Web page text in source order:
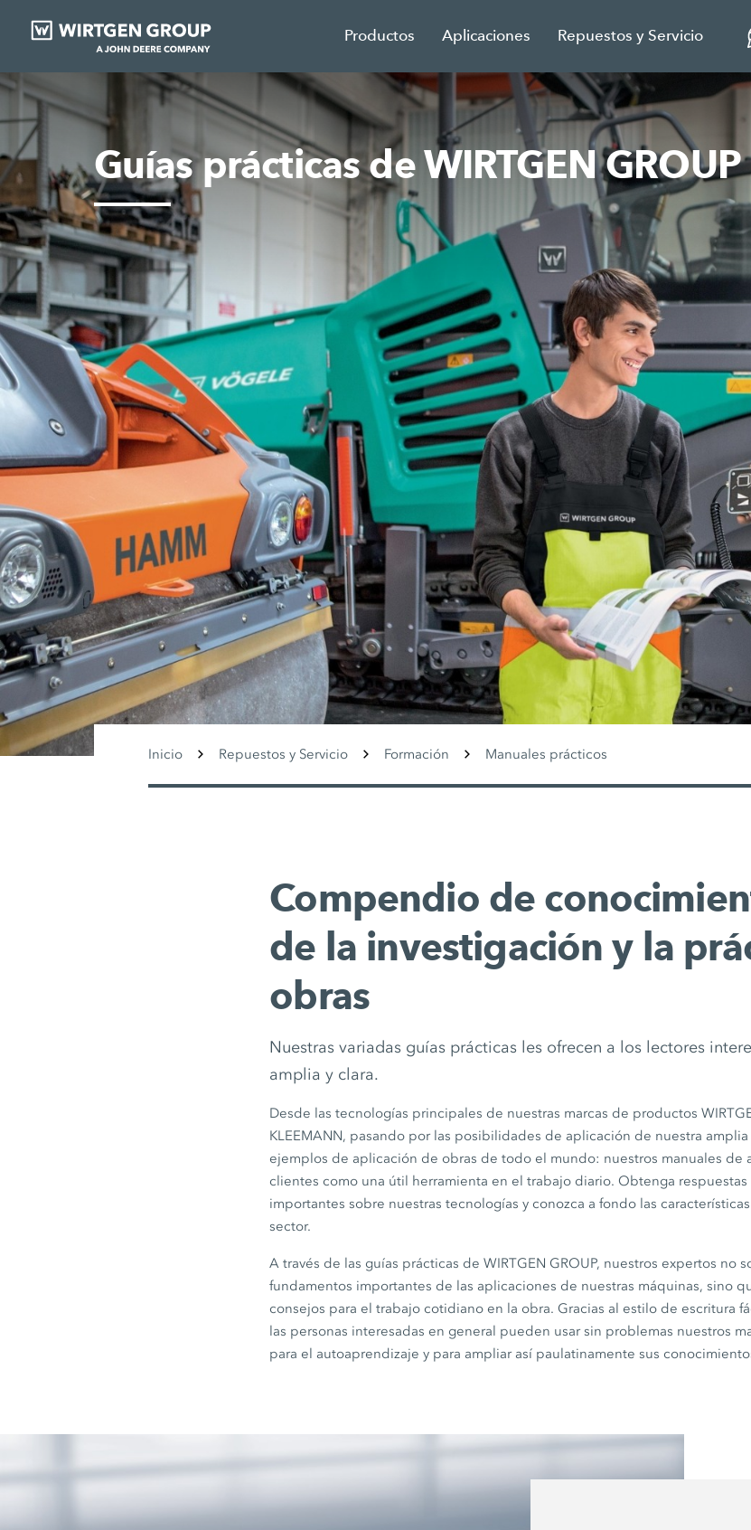
Productos Aplicaciones Repuestos y Servicio
Guías prácticas de WIRTGEN GROUP
Inicio Repuestos y Servicio Formación Manuales prácticos
Compendio de
de la investigación y la
obras
Nuestras variadas guías prácticas les ofrecen a los lectores
amplia y clara.
Desde las tecnologías principales de nuestras marcas de productos
KLEEMANN, pasando por las posibilidades de aplicación de nuestra
ejemplos de aplicación de obras de todo el mundo: nuestros manuales de
clientes como una útil herramienta en el trabajo diario. Obtenga respuestas
importantes sobre nuestras tecnologías y conozca a fondo las
sector.
A través de las guías prácticas de WIRTGEN GROUP, nuestros expertos no
fundamentos importantes de las aplicaciones de nuestras máquinas, sino
consejos para el trabajo cotidiano en la obra. Gracias al estilo de escritura
las personas interesadas en general pueden usar sin problemas nuestros
para el autoaprendizaje y para ampliar así paulatinamente sus